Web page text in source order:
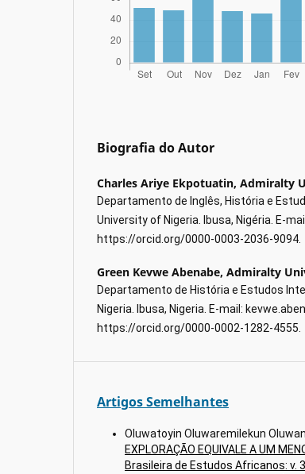
Biografia do Autor
Charles Ariye Ekpotuatin, Admiralty
Departamento de Inglês, História e
University of Nigeria. Ibusa, Nigéria. E-
https://orcid.org/0000-0003-2036-9094.
Green Kevwe Abenabe, Admiralty
Departamento de História e Estudos
Nigeria. Ibusa, Nigeria. E-mail:
https://orcid.org/0000-0002-1282-4555.
Artigos Semelhantes
Oluwatoyin Oluwaremilekun
EXPLORAÇÃO EQUIVALE A UM
Brasileira de Estudos Africanos: v.